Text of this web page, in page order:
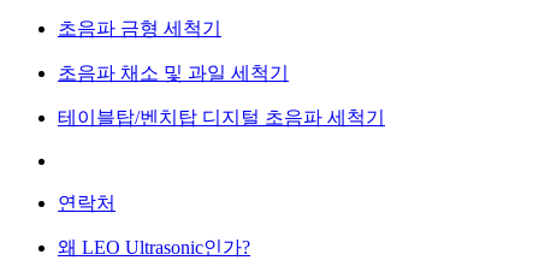
초음파 금형 세척기
초음파 채소 및 과일 세척기
테이블탑/벤치탑 디지털 초음파 세척기
연락처
왜 LEO Ultrasonic인가?